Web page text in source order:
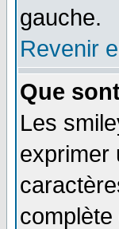
gauche.
Revenir
Que
Les
exprimer